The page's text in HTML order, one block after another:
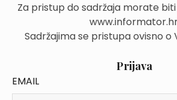
Za pristup do sadržaja morate
Sadržajima se pristupa ovisno o
Prijava
EMAIL